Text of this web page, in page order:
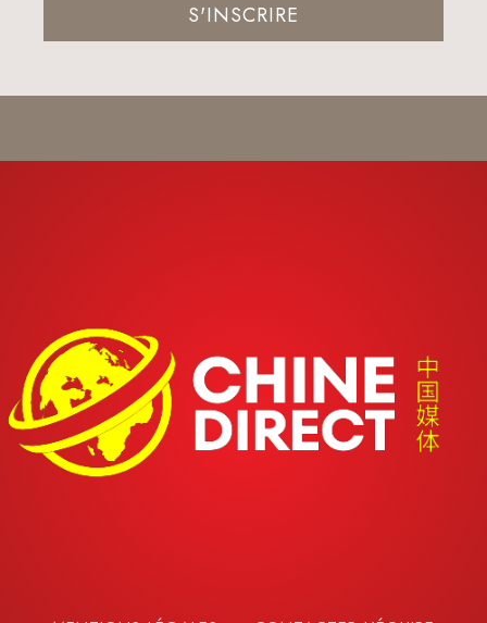
S'INSCRIRE